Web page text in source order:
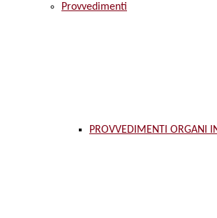
Provvedimenti
PROVVEDIMENTI ORGANI